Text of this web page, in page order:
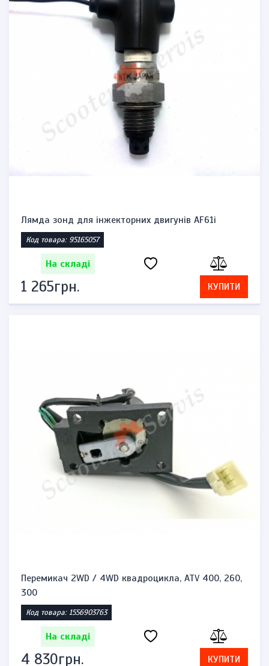
Лямда зонд для інжекторних двигунів AF61i
Код товара: 95165057
На складі
1 265грн. КУПИТИ
Перемикач 2WD / 4WD квадроцикла, ATV 400, 260,
300
Код товара: 1556903763
На складі
4 830грн. КУПИТИ